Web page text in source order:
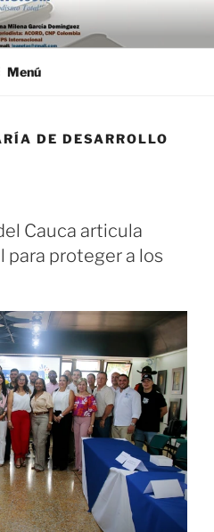
Menú
DE DESARROLLO
Cauca articula
para proteger a los